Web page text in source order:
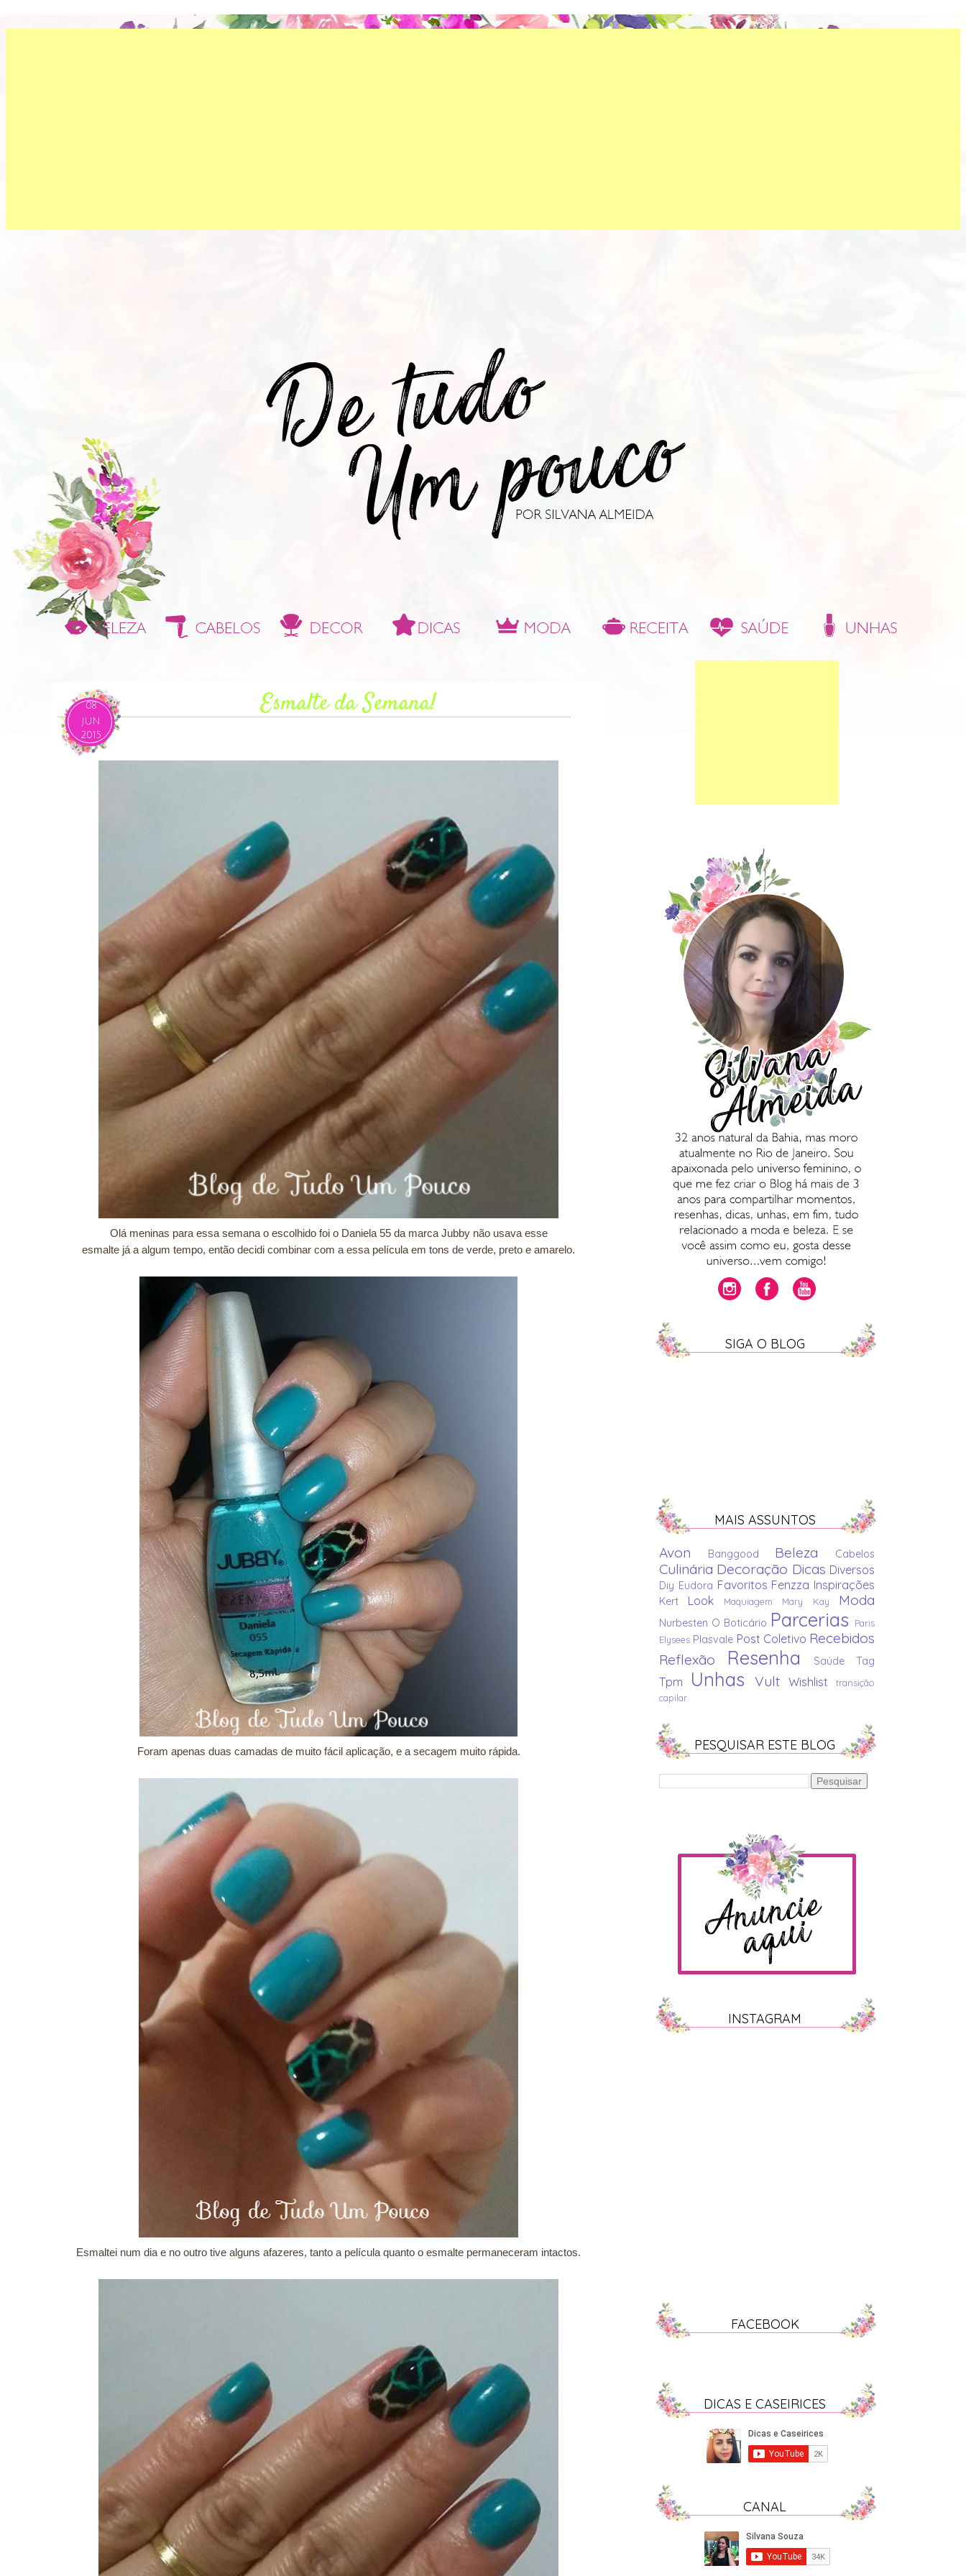
08
JUN
2015
Esmalte da Semana!
Olá meninas para essa semana o escolhido foi o Daniela 55 da marca Jubby não usava esse
esmalte já a algum tempo, então decidi combinar com a essa película em tons de verde, preto e amarelo.
Foram apenas duas camadas de muito fácil aplicação, e a secagem muito rápida.
Esmaltei num dia e no outro tive alguns afazeres, tanto a película quanto o esmalte permaneceram intactos.
SIGA O BLOG
MAIS ASSUNTOS
Avon Banggood Beleza Cabelos
Culinária Decoração Dicas Diversos
Diy Eudora Favoritos Fenzza Inspirações
Kert Look Maquiagem Mary Kay Moda
Nurbesten O Boticário Parcerias
Paris
Elysees Plasvale Post Coletivo Recebidos
Reflexão
Resenha Saúde Tag
Tpm Unhas Vult Wishlist
transição
capilar
PESQUISAR ESTE BLOG
INSTAGRAM
FACEBOOK
DICAS E CASEIRICES
CANAL